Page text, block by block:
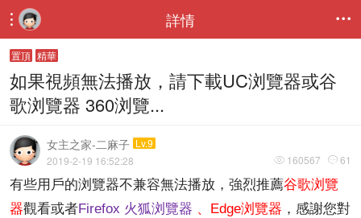
 詳情 
置頂 精華
如果視頻無法播放，請下載UC浏覽器或谷
歌浏覽器 360浏覽...
女主之家-二麻子 Lv.9
 160567  61
2019-2-19 16:52:28
有些用戶的浏覽器不兼容無法播放，強烈推薦谷歌浏覽
器觀看或者Firefox 火狐浏覽器 、Edge浏覽器 ，感謝您對